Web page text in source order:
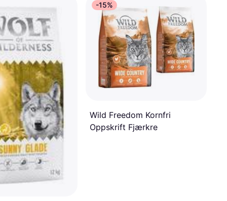
-15%
Wild Freedom Kornfri
Oppskrift Fjærkre